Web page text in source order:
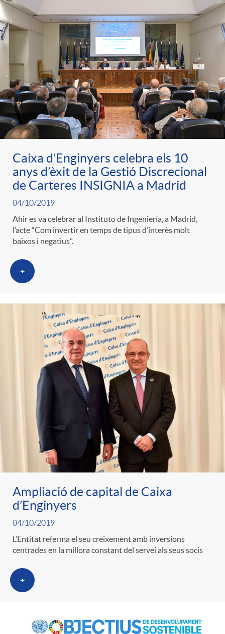
Caixa d’Enginyers celebra els 10
anys d’èxit de la Gestió Discrecional
de Carteres INSIGNIA a Madrid
04/10/2019
Ahir es va celebrar al Instituto de Ingeniería, a Madrid,
l’acte “Com invertir en temps de tipus d’interès molt
baixos i negatius”.
+
Ampliació de capital de Caixa
d’Enginyers
04/10/2019
L’Entitat referma el seu creixement amb inversions
centrades en la millora constant del servei als seus socis
+